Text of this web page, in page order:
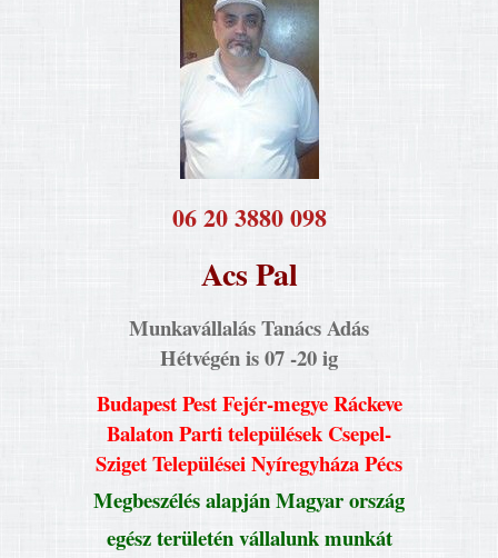
​06 20 3880 098
Acs Pal
Munkavállalás Tanács Adás
Hétvégén is 07 -20 ig
Budapest Pest Fejér-megye Ráckeve
Balaton Parti települések Csepel-
Sziget Települései Nyíregyháza Pécs
Megbeszélés alapján Magyar ország
egész területén vállalunk munkát